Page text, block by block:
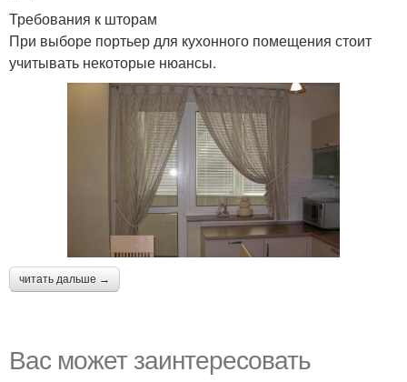
Требования к шторам
При выборе портьер для кухонного помещения стоит
учитывать некоторые нюансы.
читать дальше →
Вас может заинтересовать